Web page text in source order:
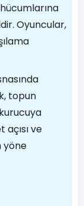
Oyuncular,
topun
ve
yöne